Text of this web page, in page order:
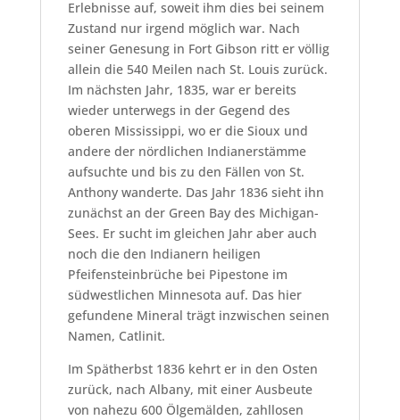
Erlebnisse auf, soweit ihm dies bei seinem
Zustand nur irgend möglich war. Nach
seiner Genesung in Fort Gibson ritt er völlig
allein die 540 Meilen nach St. Louis zurück.
Im nächsten Jahr, 1835, war er bereits
wieder unterwegs in der Gegend des
oberen Mississippi, wo er die Sioux und
andere der nördlichen Indianerstämme
aufsuchte und bis zu den Fällen von St.
Anthony wanderte. Das Jahr 1836 sieht ihn
zunächst an der Green Bay des Michigan-
Sees. Er sucht im gleichen Jahr aber auch
noch die den Indianern heiligen
Pfeifensteinbrüche bei Pipestone im
südwestlichen Minnesota auf. Das hier
gefundene Mineral trägt inzwischen seinen
Namen, Catlinit.
Im Spätherbst 1836 kehrt er in den Osten
zurück, nach Albany, mit einer Ausbeute
von nahezu 600 Ölgemälden, zahllosen